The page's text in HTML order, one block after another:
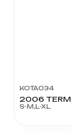
KOTA034
2006
S-M,L-XL